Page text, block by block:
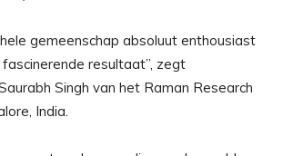
gemeenschap absoluut enthousiast
resultaat”, zegt
Singh van het Raman Research
India.